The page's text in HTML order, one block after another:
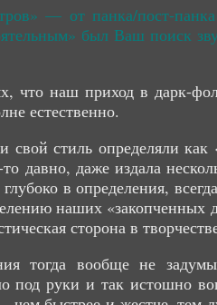
— от панка/пост-
был Ваш поиск
что наш приход в дарк-
естественно.
стиль определяли как
давно, даже издала
в определения,
наших «закопченных
сторона в
тогда вообще не
под руки и так истошно